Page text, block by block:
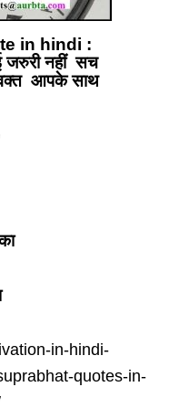
in hindi :
जरुरी नहीं सच
आपके साथ
in-hindi-
quotes-in-